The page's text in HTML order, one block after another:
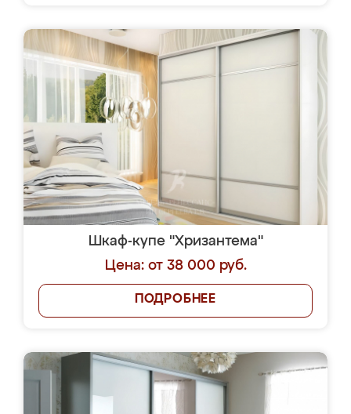
Шкаф-купе "Хризантема"
Цена: от 38 000 руб.
ПОДРОБНЕЕ